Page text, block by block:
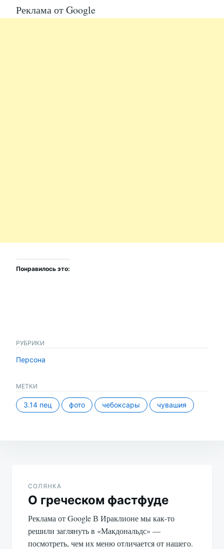
Реклама от Google
Понравилось это:
РУБРИКИ
Персона
МЕТКИ
3.14 пец фото чебоксары чувашия
записям
СОЛЯНКА
О греческом фастфуде
Реклама от Google В Ираклионе мы как-то
решили заглянуть в «Макдональдс» —
посмотреть, чем их меню отличается от нашего.